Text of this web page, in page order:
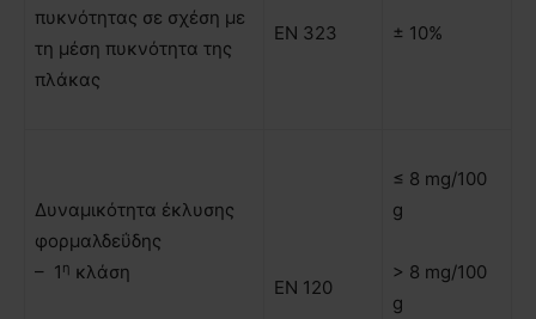
πυκνότητας σε σχέση µε
τη µέση πυκνότητα της
πλάκας
ΕΝ 323 ± 10%
∆υναµικότητα έκλυσης
φορµαλδεΰδης
– 1 η κλάση
ΕΝ 120
≤ 8 mg/100
g
> 8 mg/100
g